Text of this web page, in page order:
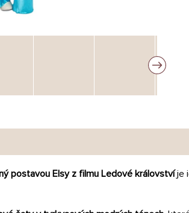
postavou Elsy z filmu Ledové královstvíje